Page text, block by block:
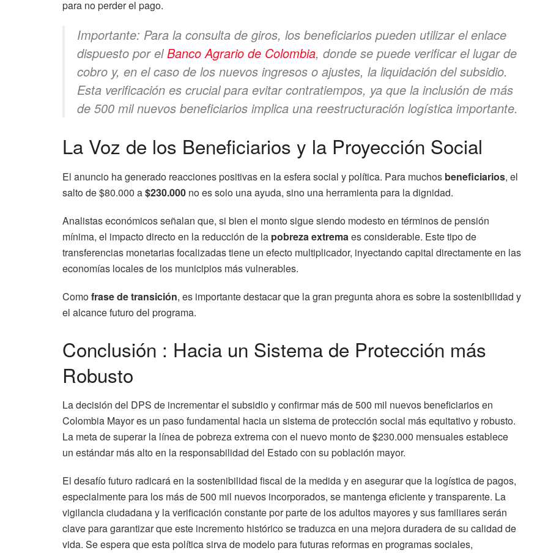
para no perder el pago.
Importante: Para la consulta de giros, los beneficiarios pueden utilizar el enlace
dispuesto por elBanco Agrario de Colombia, donde se puede verificar el lugar de
cobro y, en el caso de los nuevos ingresos o ajustes, la liquidación del subsidio.
Esta verificación es crucial para evitar contratiempos, ya que la inclusión de más
de 500 mil nuevos beneficiarios implica una reestructuración logística importante.
La Voz de los Beneficiarios y la Proyección Social
El anuncio ha generado reacciones positivas en la esfera social y política. Para muchos beneficiarios, el
salto de $80.000 a$230.000 no es solo una ayuda, sino una herramienta para la dignidad.
Analistas económicos señalan que, si bien el monto sigue siendo modesto en términos de pensión
mínima, el impacto directo en la reducción de la pobreza extremaes considerable. Este tipo de
transferencias monetarias focalizadas tiene un efecto multiplicador, inyectando capital directamente en las
economías locales de los municipios más vulnerables.
Comofrase de transición, es importante destacar que la gran pregunta ahora es sobre la sostenibilidad y
el alcance futuro del programa.
Conclusión : Hacia un Sistema de Protección más
Robusto
La decisión del DPS de incrementar el subsidio y confirmar más de 500 mil nuevos beneficiarios en
Colombia Mayor es un paso fundamental hacia un sistema de protección social más equitativo y robusto.
La meta de superar la línea de pobreza extrema con el nuevo monto de $230.000 mensuales establece
un estándar más alto en la responsabilidad del Estado con su población mayor.
El desafío futuro radicará en la sostenibilidad fiscal de la medida y en asegurar que la logística de pagos,
especialmente para los más de 500 mil nuevos incorporados, se mantenga eficiente y transparente. La
vigilancia ciudadana y la verificación constante por parte de los adultos mayores y sus familiares serán
clave para garantizar que este incremento histórico se traduzca en una mejora duradera de su calidad de
vida. Se espera que esta política sirva de modelo para futuras reformas en programas sociales,